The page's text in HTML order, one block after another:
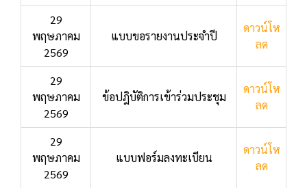
29
พฤษภาคม
2569
แบบขอรายงานประจำปี
ดาวน์โห
ลด
29
พฤษภาคม
2569
ข้อปฎิบัติการเข้าร่วมประชุม
ดาวน์โห
ลด
29
พฤษภาคม
2569
แบบฟอร์มลงทะเบียน
ดาวน์โห
ลด